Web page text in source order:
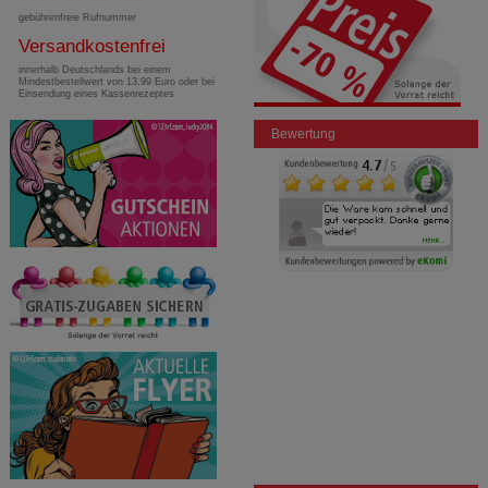
gebührenfreie Rufnummer
Versandkostenfrei
innerhalb Deutschlands bei einem
Mindestbestellwert von 13,99 Euro oder bei
Einsendung eines Kassenrezeptes
Bewertung